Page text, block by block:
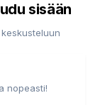
sisään
nopeasti!